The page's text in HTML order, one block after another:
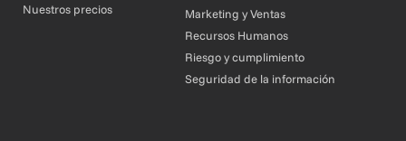
Nuestros precios
Marketing y Ventas
Recursos Humanos
Riesgo y cumplimiento
Seguridad de la información